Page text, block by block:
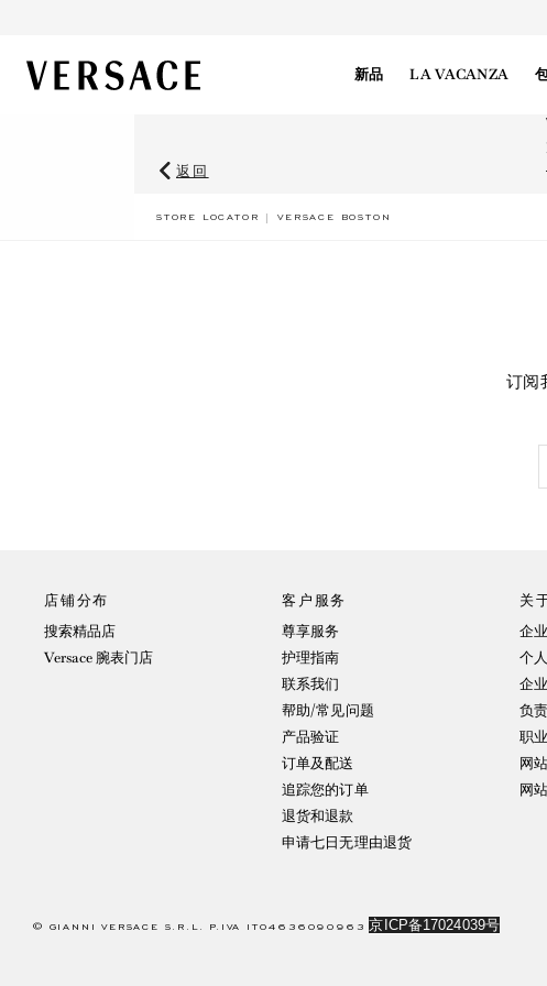
VERSACE | 主页 新品 LA VACANZA
返回
STORE LOCATOR BREADCRUMB.ADA.LABEL.CURRENT
VERSACE BOSTON
订阅
店铺分布
搜索精品店
Versace 腕表门店
客户服务
尊享服务
护理指南
联系我们
帮助/常见问题
产品验证
订单及配送
追踪您的订单
退货和退款
申请七日无理由退货
关
企
个
企
负
职业
网
网
© GIANNI VERSACE S.R.L. P.IVA IT04636090963 京ICP备17024039号